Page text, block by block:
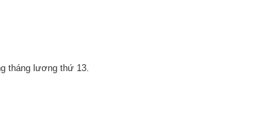
tháng lương thứ 13.